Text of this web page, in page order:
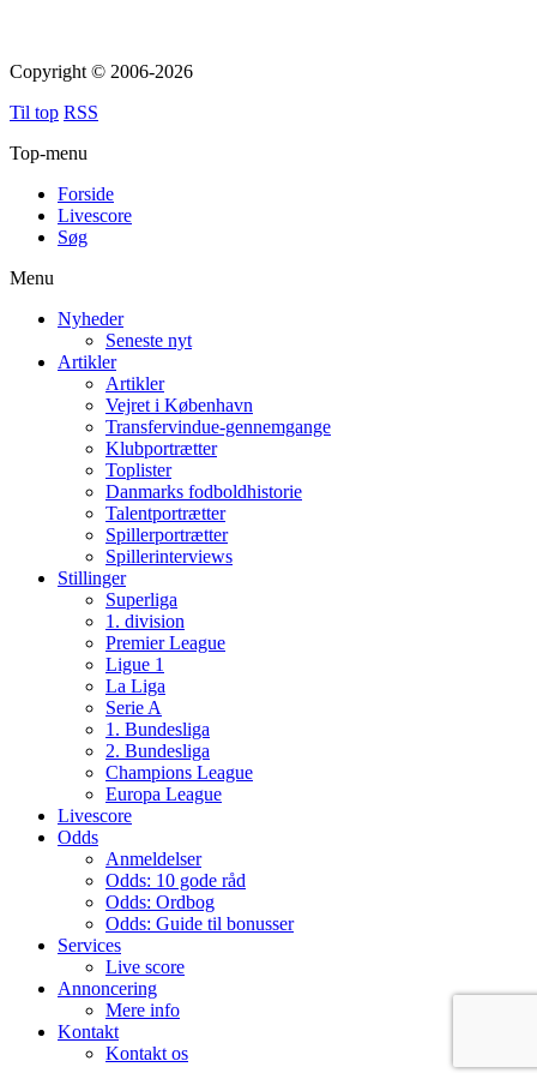
Copyright © 2006-2026
Til top RSS
Top-menu
Forside
Livescore
Søg
Menu
Nyheder
Seneste nyt
Artikler
Artikler
Vejret i København
Transfervindue-gennemgange
Klubportrætter
Toplister
Danmarks fodboldhistorie
Talentportrætter
Spillerportrætter
Spillerinterviews
Stillinger
Superliga
1. division
Premier League
Ligue 1
La Liga
Serie A
1. Bundesliga
2. Bundesliga
Champions League
Europa League
Livescore
Odds
Anmeldelser
Odds: 10 gode råd
Odds: Ordbog
Odds: Guide til bonusser
Services
Live score
Annoncering
Mere info
Kontakt
Kontakt os